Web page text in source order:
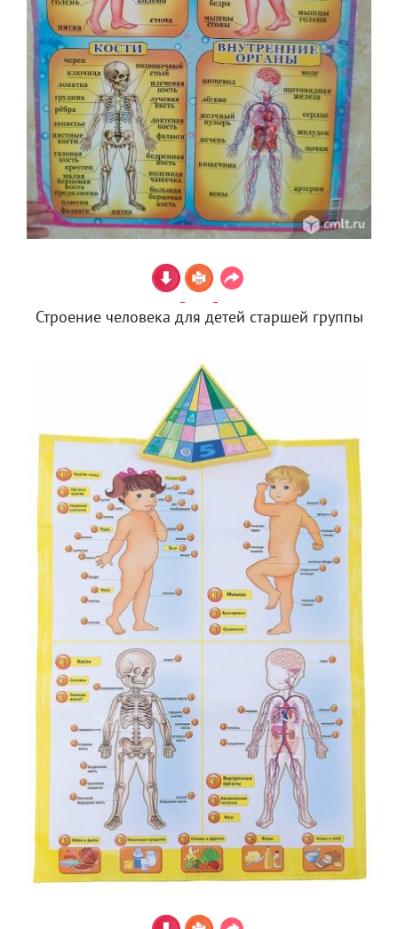
Строение человека для детей старшей группы